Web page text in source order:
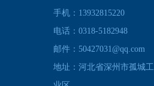
手机：13932815220
电话：0318-5182948
邮件：50427031@qq.com
地址：河北省深州市孤城工